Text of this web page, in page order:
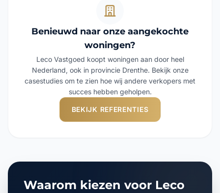
Benieuwd naar onze aangekochte
woningen?
Leco Vastgoed koopt woningen aan door heel
Nederland, ook in provincie Drenthe. Bekijk onze
casestudies om te zien hoe wij andere verkopers met
succes hebben geholpen.
BEKIJK REFERENTIES
Waarom kiezen voor Leco